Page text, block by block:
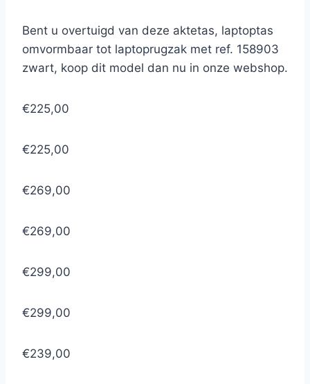
Bent u overtuigd van deze aktetas, laptoptas
omvormbaar tot laptoprugzak met ref. 158903
zwart, koop dit model dan nu in onze webshop.
€225,00
€225,00
€269,00
€269,00
€299,00
€299,00
€239,00